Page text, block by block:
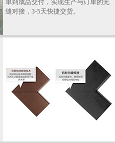
单到成品交付，实现生产与订单的无
缝对接，3-5天快捷交货。